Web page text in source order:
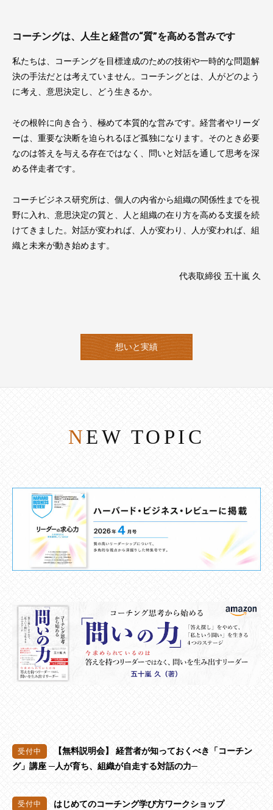
コーチングは、人生と経営の“質”を高める営みです
私たちは、コーチングを目標達成のための技術や一時的な問題解
決の手法だとは考えていません。コーチングとは、人がどのよう
に考え、意思決定し、どう生きるか。
その根幹に向き合う、極めて本質的な営みです。経営者やリーダ
ーは、重要な決断を迫られるほど孤独になります。そのとき必要
なのは答えを与える存在ではなく、問いと対話を通して思考を深
める伴走者です。
コーチビジネス研究所は、個人の内省から組織の関係性までを視
野に入れ、意思決定の質と、人と組織の在り方を高める支援を続
けてきました。対話が変われば、人が変わり、人が変われば、組
織と未来が動き始めます。
代表取締役 五十嵐 久
想いと実績
NEW TOPIC
【無料説明会】 経営者が知っておくべき「コーチン
グ」講座 ─人が育ち、組織が自走する対話の力─
はじめてのコーチング学び方ワークショップ